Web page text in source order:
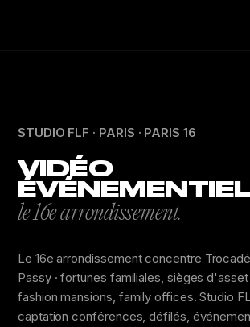
STUDIO FLF · PARIS · PARIS 16
VIDÉO
le 16e arrondissement.
Le 16e arrondissement concentre
Passy · fortunes familiales, sièges
fashion mansions, family offices. Studio
captation conférences, défilés,